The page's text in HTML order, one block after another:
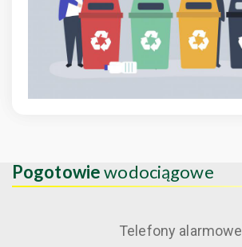
Pogotowiewodociągowe
Telefony alarmowe